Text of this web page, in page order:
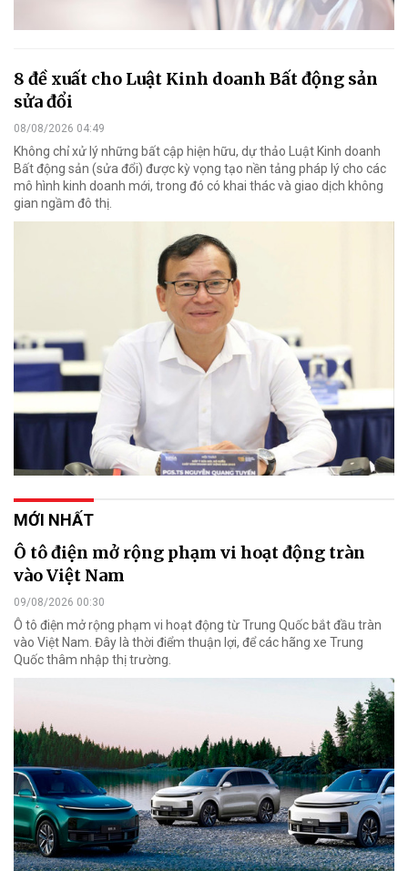
8 đề xuất cho Luật Kinh doanh Bất động sản
sửa đổi
08/08/2026 04:49
Không chỉ xử lý những bất cập hiện hữu, dự thảo Luật Kinh doanh
Bất động sản (sửa đổi) được kỳ vọng tạo nền tảng pháp lý cho các
mô hình kinh doanh mới, trong đó có khai thác và giao dịch không
gian ngầm đô thị.
MỚI NHẤT
Ô tô điện mở rộng phạm vi hoạt động tràn
vào Việt Nam
09/08/2026 00:30
Ô tô điện mở rộng phạm vi hoạt động từ Trung Quốc bắt đầu tràn
vào Việt Nam. Đây là thời điểm thuận lợi, để các hãng xe Trung
Quốc thâm nhập thị trường.